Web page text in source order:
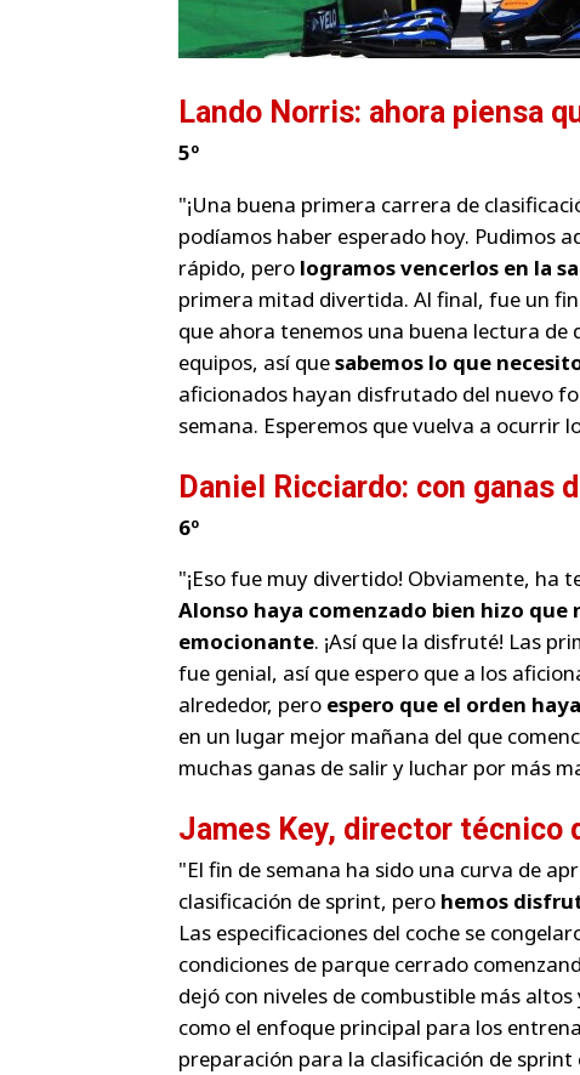
Lando Norris: ahora piensa
5º
"¡Una buena primera carrera de
podíamos haber esperado hoy. Pudimos
rápido, pero logramos vencerlos en la
primera mitad divertida. Al final, fue un
que ahora tenemos una buena lectura
equipos, así quesabemos lo que
aficionados hayan disfrutado del nuevo
semana. Esperemos que vuelva a ocurrir
Daniel Ricciardo: con ganas
6º
"¡Eso fue muy divertido! Obviamente, ha
Alonso haya comenzado bien hizo
emocionante. ¡Así que la disfruté! Las
fue genial, así que espero que a los
alrededor, pero espero que el orden
en un lugar mejor mañana del que
muchas ganas de salir y luchar por más
James Key, director técnico
"El fin de semana ha sido una curva de
clasificación de sprint, pero hemos
Las especificaciones del coche se
condiciones de parque cerrado
dejó con niveles de combustible más
como el enfoque principal para los
preparación para la clasificación de